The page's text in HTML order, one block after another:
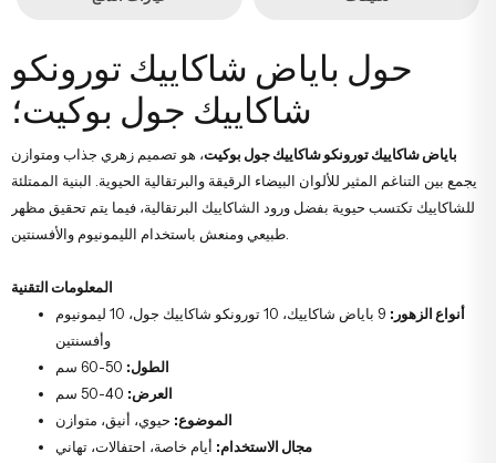
حول باياض شاكاييك تورونكو
شاكاييك جول بوكيت؛
باياض شاكاييك تورونكو شاكاييك جول بوكيت، هو تصميم زهري جذاب ومتوازن
يجمع بين التناغم المثير للألوان البيضاء الرقيقة والبرتقالية الحيوية. البنية الممتلئة
للشاكاييك تكتسب حيوية بفضل ورود الشاكاييك البرتقالية، فيما يتم تحقيق مظهر
المعلومات التقنية
أنواع الزهور:
9 باياض شاكاييك، 10 تورونكو شاكاييك جول، 10 ليمونيوم
وأفسنتين
الطول:
العرض:
الموضوع: حيوي، أنيق، متوازن
مجال الاستخدام: أيام خاصة، احتفالات، تهاني